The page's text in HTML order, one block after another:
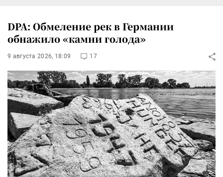
DPA: Обмеление рек в Германии
обнажило «камни голода»
9 августа 2026, 18:09 17